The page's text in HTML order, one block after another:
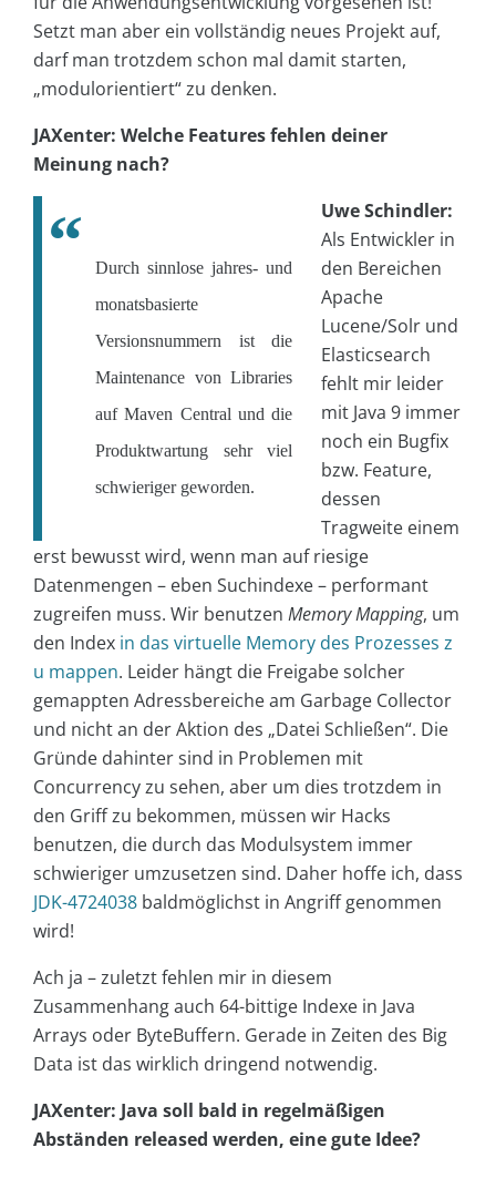
Setzt man aber ein vollständig neues Projekt auf,
darf man trotzdem schon mal damit starten,
„modulorientiert“ zu denken.
JAXenter: Welche Features fehlen deiner
Meinung nach?
Durch sinnlose jahres- und
monatsbasierte
Versionsnummern ist die
Maintenance von Libraries
auf Maven Central und die
Produktwartung sehr viel
schwieriger geworden.
Uwe Schindler:
Als Entwickler in
den Bereichen
Apache
Lucene/Solr und
Elasticsearch
fehlt mir leider
mit Java 9 immer
noch ein Bugfix
bzw. Feature,
dessen
Tragweite einem
erst bewusst wird, wenn man auf riesige
Datenmengen – eben Suchindexe – performant
zugreifen muss. Wir benutzen Memory Mapping, um
den Index in das virtuelle Memory des Prozesses z
u mappen. Leider hängt die Freigabe solcher
gemappten Adressbereiche am Garbage Collector
und nicht an der Aktion des „Datei Schließen“. Die
Gründe dahinter sind in Problemen mit
Concurrency zu sehen, aber um dies trotzdem in
den Griff zu bekommen, müssen wir Hacks
benutzen, die durch das Modulsystem immer
schwieriger umzusetzen sind. Daher hoffe ich, dass
JDK-4724038 baldmöglichst in Angriff genommen
wird!
Ach ja – zuletzt fehlen mir in diesem
Zusammenhang auch 64-bittige Indexe in Java
Arrays oder ByteBuffern. Gerade in Zeiten des Big
Data ist das wirklich dringend notwendig.
JAXenter: Java soll bald in regelmäßigen
Abständen released werden, eine gute Idee?